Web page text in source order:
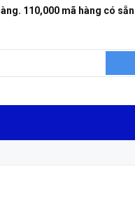
110,000 mã hàng có sẵn